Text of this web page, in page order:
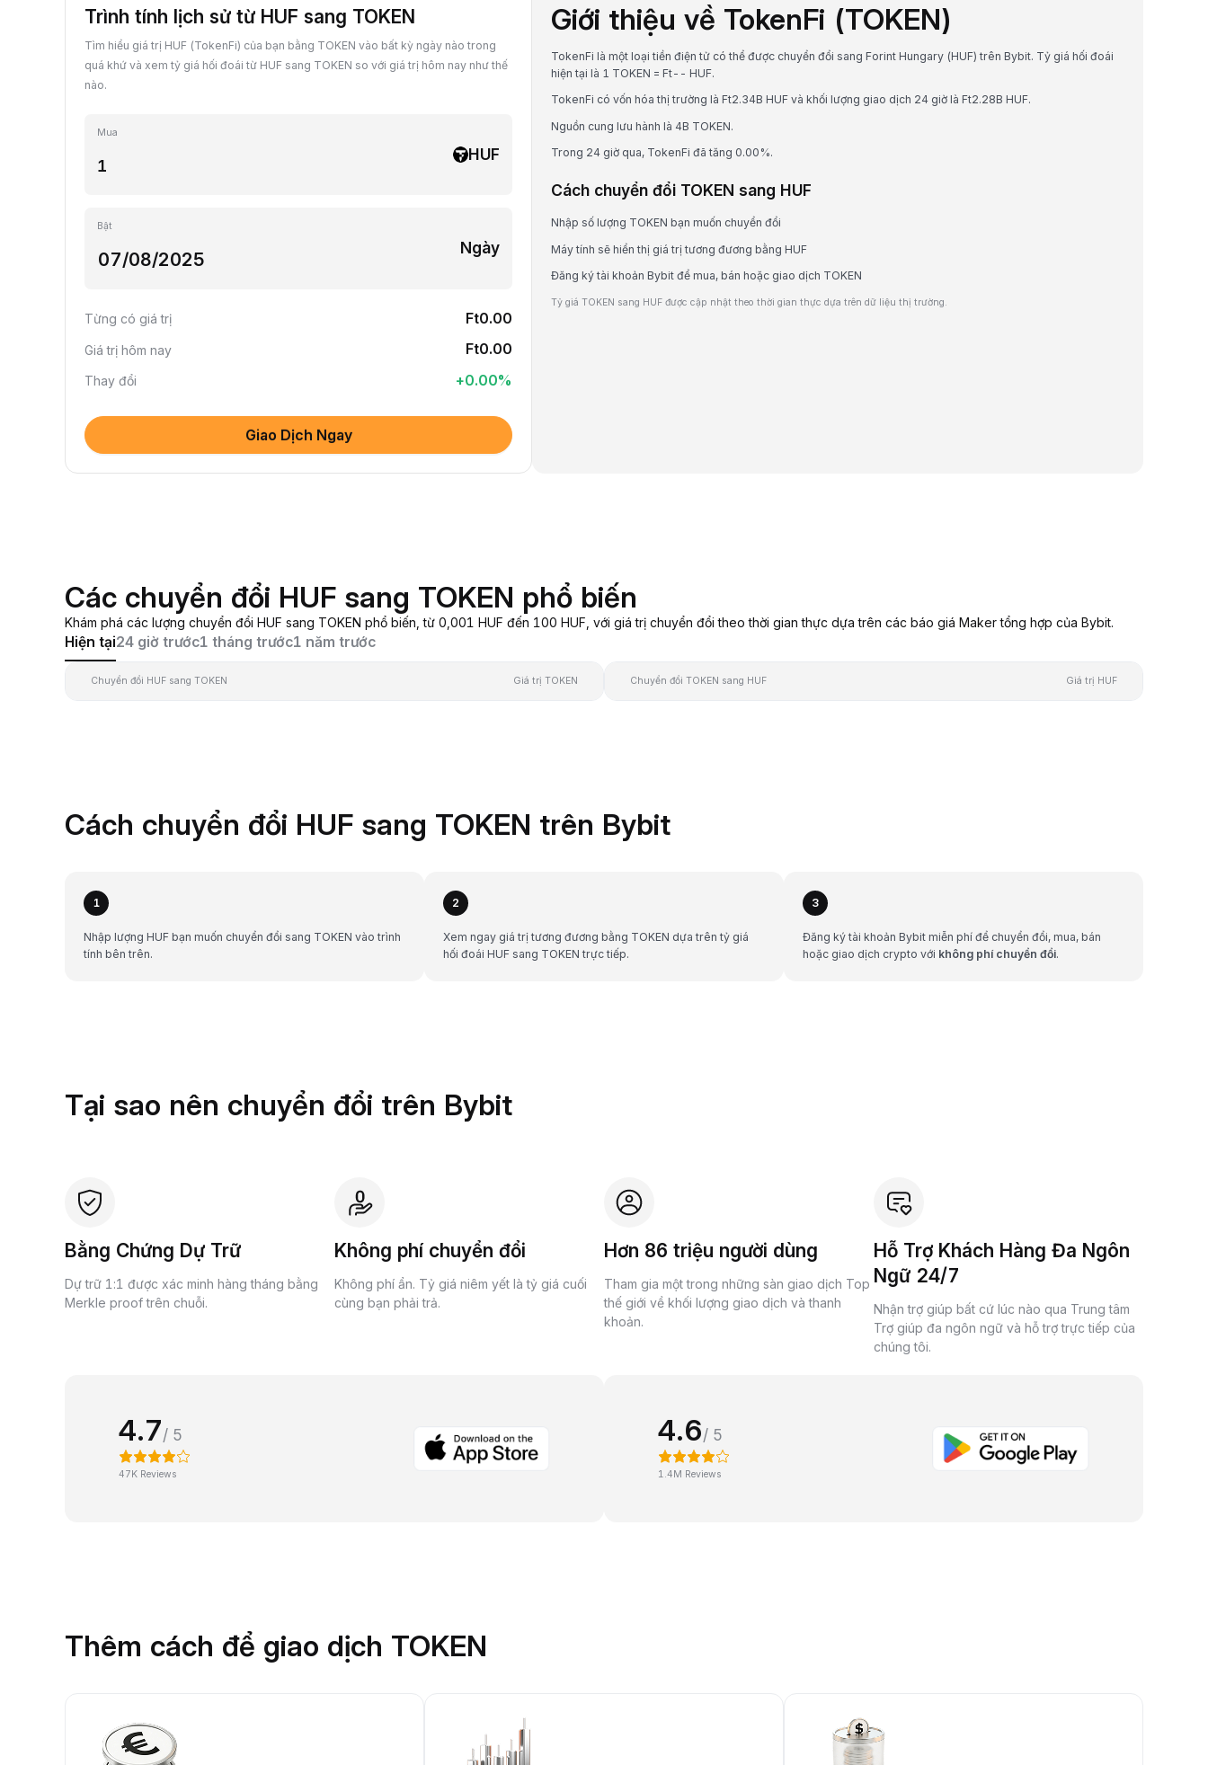
Trình tính lịch sử từ HUF sang TOKEN
Tìm hiểu giá trị HUF (TokenFi) của bạn bằng TOKEN vào bất kỳ ngày nào trong
quá khứ và xem tỷ giá hối đoái từ HUF sang TOKEN so với giá trị hôm nay như thế
nào.
Mua
HUF
Bật
Ngày
Từng có giá trị Ft0.00
Giá trị hôm nay Ft0.00
Thay đổi +0.00%
Giao Dịch Ngay
Giới thiệu về TokenFi (TOKEN)
TokenFi là một loại tiền điện tử có thể được chuyển đổi sang Forint Hungary (HUF) trên Bybit. Tỷ giá hối đoái
hiện tại là 1 TOKEN = Ft-- HUF.
TokenFi có vốn hóa thị trường là Ft2.34B HUF và khối lượng giao dịch 24 giờ là Ft2.28B HUF.
Nguồn cung lưu hành là 4B TOKEN.
Trong 24 giờ qua, TokenFi đã tăng 0.00%.
Cách chuyển đổi TOKEN sang HUF
Nhập số lượng TOKEN bạn muốn chuyển đổi
Máy tính sẽ hiển thị giá trị tương đương bằng HUF
Đăng ký tài khoản Bybit để mua, bán hoặc giao dịch TOKEN
Tỷ giá TOKEN sang HUF được cập nhật theo thời gian thực dựa trên dữ liệu thị trường.
Các chuyển đổi HUF sang TOKEN phổ biến
Khám phá các lượng chuyển đổi HUF sang TOKEN phổ biến, từ 0,001 HUF đến 100 HUF, với giá trị chuyển đổi theo thời gian thực dựa trên các báo giá Maker tổng hợp của Bybit.
Hiện tại24 giờ trước1 tháng trước1 năm trước
Chuyển đổi HUF sang TOKEN Giá trị TOKEN Chuyển đổi TOKEN sang HUF Giá trị HUF
Cách chuyển đổi HUF sang TOKEN trên Bybit
1
Nhập lượng HUF bạn muốn chuyển đổi sang TOKEN vào trình
tính bên trên.
2
Xem ngay giá trị tương đương bằng TOKEN dựa trên tỷ giá
hối đoái HUF sang TOKEN trực tiếp.
3
Đăng ký tài khoản Bybit miễn phí để chuyển đổi, mua, bán
hoặc giao dịch crypto với không phí chuyển đổi.
Tại sao nên chuyển đổi trên Bybit
Bằng Chứng Dự Trữ
Dự trữ 1:1 được xác minh hàng tháng bằng
Merkle proof trên chuỗi.
Không phí chuyển đổi
Không phí ẩn. Tỷ giá niêm yết là tỷ giá cuối
cùng bạn phải trả.
Hơn 86 triệu người dùng
Tham gia một trong những sàn giao dịch Top
thế giới về khối lượng giao dịch và thanh
khoản.
Hỗ Trợ Khách Hàng Đa Ngôn
Ngữ 24/7
Nhận trợ giúp bất cứ lúc nào qua Trung tâm
Trợ giúp đa ngôn ngữ và hỗ trợ trực tiếp của
chúng tôi.
4.7/ 5
47K Reviews
4.6/ 5
1.4M Reviews
Thêm cách để giao dịch TOKEN